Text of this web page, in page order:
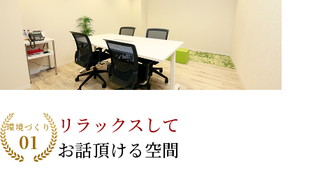
環境づくり
01
リラックスして
お話頂ける空間